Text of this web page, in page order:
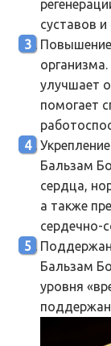
суставов и
Повышение
улучшает
помогает
Бальзам
сердца,
а также
сердечно-
Бальзам
уровня